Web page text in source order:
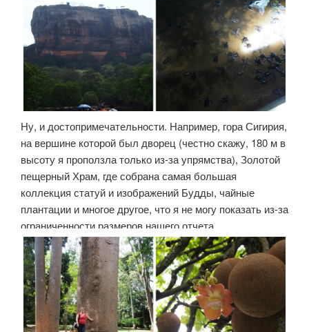
Ну, и достопримечательности. Например, гора Сигирия,
на вершине которой был дворец (честно скажу, 180 м в
высоту я проползла только из-за упрямства), Золотой
пещерный Храм, где собрана самая большая
коллекция статуй и изображений Будды, чайные
плантации и многое другое, что я не могу показать из-за
ограниченности размеров нашего отчета